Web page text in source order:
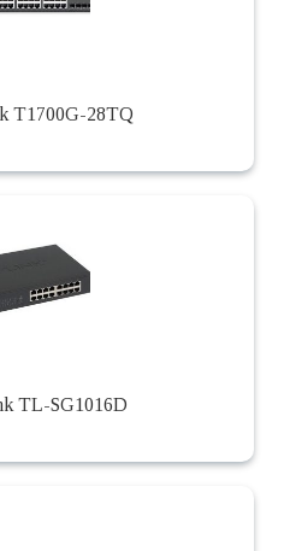
T1700G-28TQ
TL-SG1016D